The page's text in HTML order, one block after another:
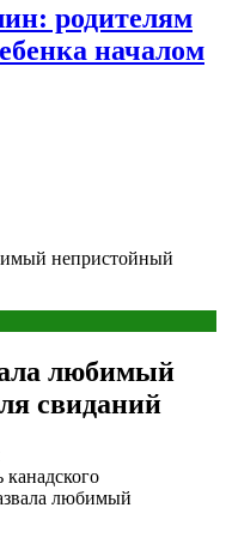
родителям
началом
непристойный
любимый
свиданий
любимый